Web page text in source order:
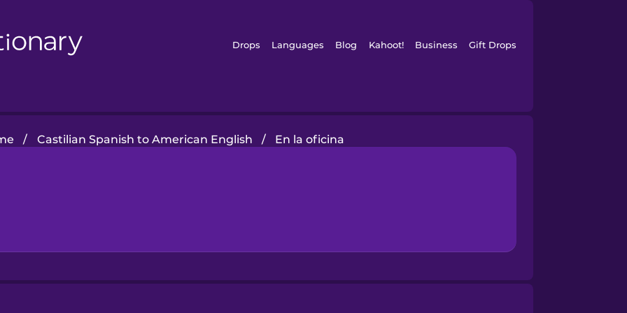
Drops Languages Blog Kahoot! Business Gift Drops
/ Castilian Spanish to American English / En la oficina